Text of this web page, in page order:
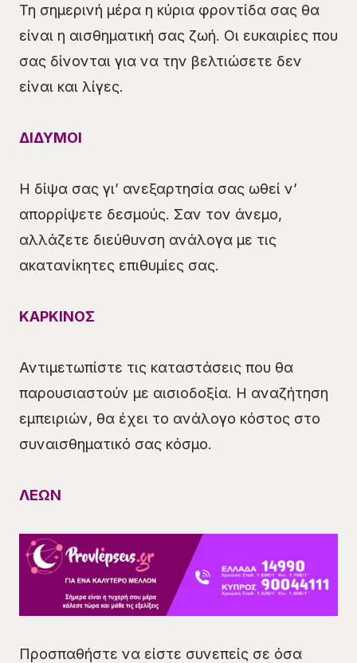
Τη σημερινή μέρα η κύρια φροντίδα σας θα
είναι η αισθηματική σας ζωή. Οι ευκαιρίες που
σας δίνονται για να την βελτιώσετε δεν
είναι και λίγες.
ΔΙΔΥΜΟΙ
Η δίψα σας γι’ ανεξαρτησία σας ωθεί ν’
απορρίψετε δεσμούς. Σαν τον άνεμο,
αλλάζετε διεύθυνση ανάλογα με τις
ακατανίκητες επιθυμίες σας.
ΚΑΡΚΙΝΟΣ
Αντιμετωπίστε τις καταστάσεις που θα
παρουσιαστούν με αισιοδοξία. Η αναζήτηση
εμπειριών, θα έχει το ανάλογο κόστος στο
συναισθηματικό σας κόσμο.
ΛΕΩΝ
Προσπαθήστε να είστε συνεπείς σε όσα